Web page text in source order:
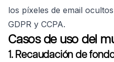
los píxeles de email
GDPR y CCPA.
Casos de uso del
1. Recaudación de